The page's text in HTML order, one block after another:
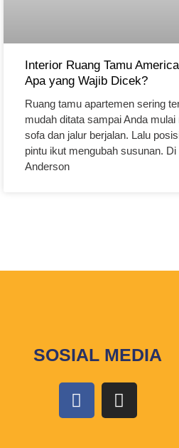
Interior Ruang Tamu
Apa yang Wajib Dicek?
Ruang tamu apartemen sering
mudah ditata sampai Anda
sofa dan jalur berjalan. Lalu
pintu ikut mengubah susunan. Di
Anderson
SOSIAL MEDIA